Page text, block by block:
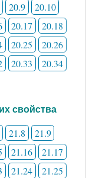
20.9
20.10
20.17
20.18
20.25
20.26
20.33
20.34
свойства
21.8
21.9
21.16
21.17
21.24
21.25